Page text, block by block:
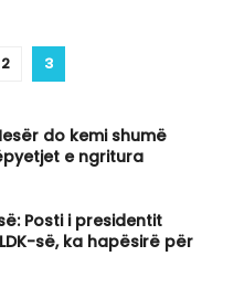
2 3
do kemi shumë
e ngritura
Posti i presidentit
së, ka hapësirë për